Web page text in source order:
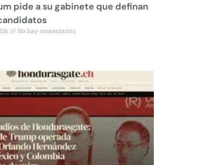
pide a su gabinete que definan
No hay comentarios